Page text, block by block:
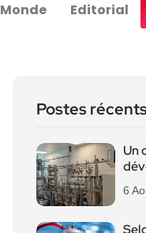
Monde Editorial
Postes
Un
6